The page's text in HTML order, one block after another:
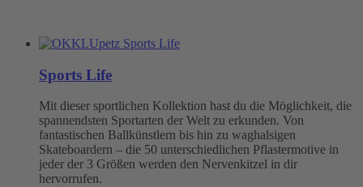
Sports Life
Mit dieser sportlichen Kollektion hast du die Möglichkeit, die
spannendsten Sportarten der Welt zu erkunden. Von
fantastischen Ballkünstlern bis hin zu waghalsigen
Skateboardern – die 50 unterschiedlichen Pflastermotive in
jeder der 3 Größen werden den Nervenkitzel in dir
hervorrufen.